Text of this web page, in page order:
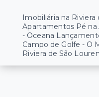
Imobiliária na Riviera
Apartamentos Pé na
- Oceana
Campo de Golfe - O
Riviera de São